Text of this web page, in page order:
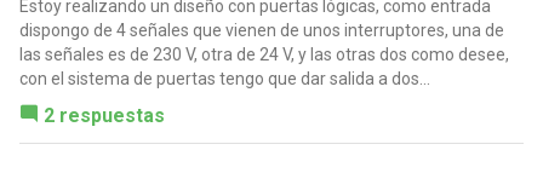
Estoy realizando un diseño con puertas lógicas, como entrada
dispongo de 4 señales que vienen de unos interruptores, una de
las señales es de 230 V, otra de 24 V, y las otras dos como desee,
con el sistema de puertas tengo que dar salida a dos...
2 respuestas